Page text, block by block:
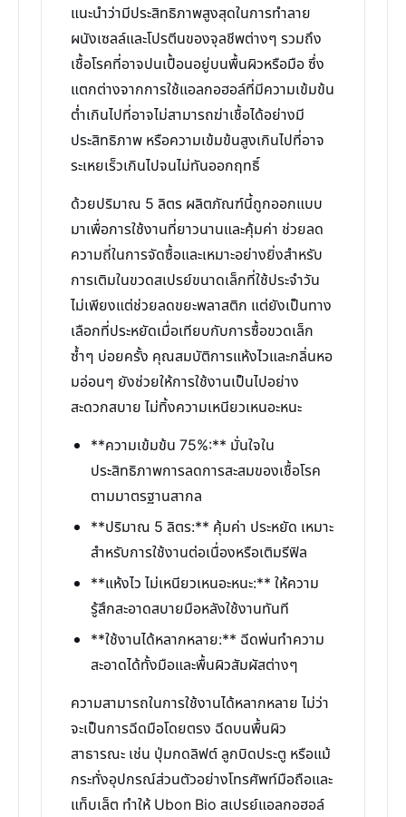
แนะนำว่ามีประสิทธิภาพสูงสุดในการทำลาย
ผนังเซลล์และโปรตีนของจุลชีพต่างๆ รวมถึง
เชื้อโรคที่อาจปนเปื้อนอยู่บนพื้นผิวหรือมือ ซึ่ง
แตกต่างจากการใช้แอลกอฮอล์ที่มีความเข้มข้น
ต่ำเกินไปที่อาจไม่สามารถฆ่าเชื้อได้อย่างมี
ประสิทธิภาพ หรือความเข้มข้นสูงเกินไปที่อาจ
ระเหยเร็วเกินไปจนไม่ทันออกฤทธิ์
ด้วยปริมาณ 5 ลิตร ผลิตภัณฑ์นี้ถูกออกแบบ
มาเพื่อการใช้งานที่ยาวนานและคุ้มค่า ช่วยลด
ความถี่ในการจัดซื้อและเหมาะอย่างยิ่งสำหรับ
การเติมในขวดสเปรย์ขนาดเล็กที่ใช้ประจำวัน
ไม่เพียงแต่ช่วยลดขยะพลาสติก แต่ยังเป็นทาง
เลือกที่ประหยัดเมื่อเทียบกับการซื้อขวดเล็ก
ซ้ำๆ บ่อยครั้ง คุณสมบัติการแห้งไวและกลิ่นหอ
มอ่อนๆ ยังช่วยให้การใช้งานเป็นไปอย่าง
สะดวกสบาย ไม่ทิ้งความเหนียวเหนอะหนะ
**ความเข้มข้น 75%:** มั่นใจใน
ประสิทธิภาพการลดการสะสมของเชื้อโรค
ตามมาตรฐานสากล
**ปริมาณ 5 ลิตร:** คุ้มค่า ประหยัด เหมาะ
สำหรับการใช้งานต่อเนื่องหรือเติมรีฟิล
**แห้งไว ไม่เหนียวเหนอะหนะ:** ให้ความ
รู้สึกสะอาดสบายมือหลังใช้งานทันที
**ใช้งานได้หลากหลาย:** ฉีดพ่นทำความ
สะอาดได้ทั้งมือและพื้นผิวสัมผัสต่างๆ
ความสามารถในการใช้งานได้หลากหลาย ไม่ว่า
จะเป็นการฉีดมือโดยตรง ฉีดบนพื้นผิว
สาธารณะ เช่น ปุ่มกดลิฟต์ ลูกบิดประตู หรือแม้
กระทั่งอุปกรณ์ส่วนตัวอย่างโทรศัพท์มือถือและ
แท็บเล็ต ทำให้ Ubon Bio สเปรย์แอลกอฮอล์